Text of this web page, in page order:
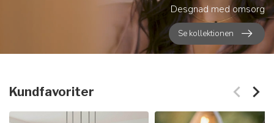
Desgnad med omsorg
Se kollektionen
Kundfavoriter